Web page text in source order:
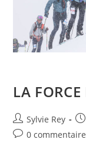
LA FORCE
Sylvie Rey
0 commentaire